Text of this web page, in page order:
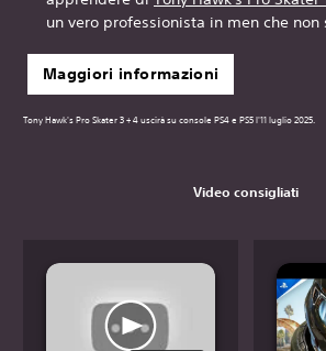
un vero professionista in men che non
Maggiori informazioni
Tony Hawk's Pro Skater 3 + 4 uscirà su console PS4 e PS5 l'11 luglio 2025.
Video consigliati